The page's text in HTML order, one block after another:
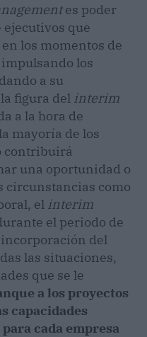
es poder
ejecutivos que
los momentos de
los
a su
figura del interim
a la hora de
mayoría de los
contribuirá
una oportunidad o
circunstancias como
el interim
el periodo de
del
las situaciones,
que se le
a los proyectos
capacidades
cada empresa